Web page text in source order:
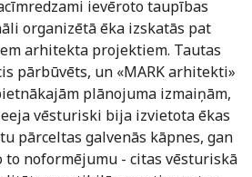
ievēroto taupības
organizētā ēka izskatās pat
arhitekta projektiem. Tautas
pārbūvēts, un «MARK arhitekti»
plānojuma izmaiņām,
vēsturiski bija izvietota ēkas
pārceltas galvenās kāpnes, gan
noformējumu - citas vēsturiskā